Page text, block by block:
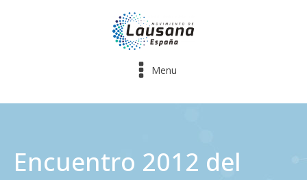
Menu
Encuentro 2012 del